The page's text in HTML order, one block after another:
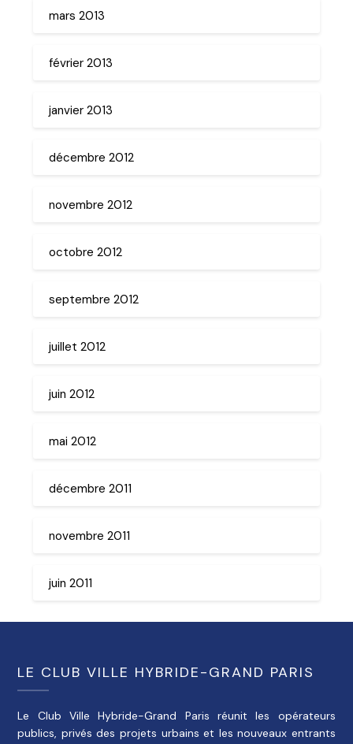
mars 2013
février 2013
janvier 2013
décembre 2012
novembre 2012
octobre 2012
septembre 2012
juillet 2012
juin 2012
mai 2012
décembre 2011
novembre 2011
juin 2011
LE CLUB VILLE HYBRIDE-GRAND PARIS
Le Club Ville Hybride-Grand Paris réunit les opérateurs
publics, privés des projets urbains et les nouveaux entrants